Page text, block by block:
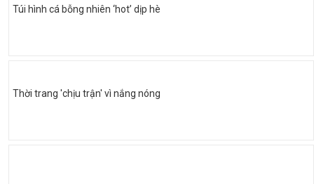
Túi hình cá bỗng nhiên ‘hot’ dịp hè
Thời trang 'chịu trận' vì nắng nóng